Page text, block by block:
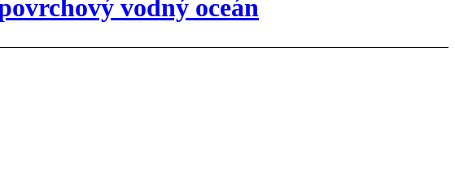
vodný oceán